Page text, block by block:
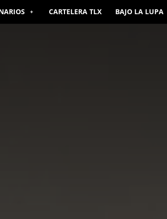
CARTELERA TLX BAJO LA LUPA